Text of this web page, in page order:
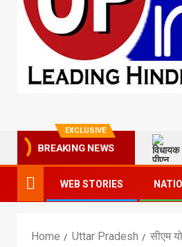
EXCLUSIVE
BREAKING NEWS
WEB STORIES
Home Uttar Pradesh सीएम